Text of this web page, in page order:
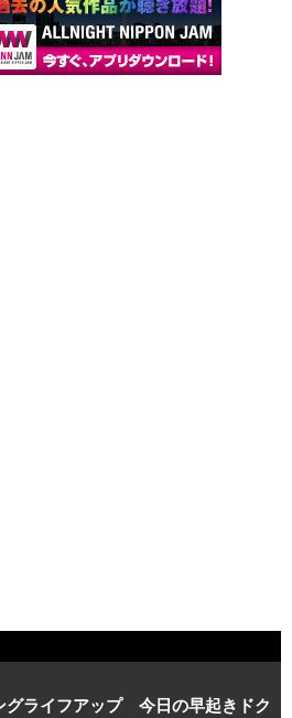
グライフアップ 今日の早起きドク